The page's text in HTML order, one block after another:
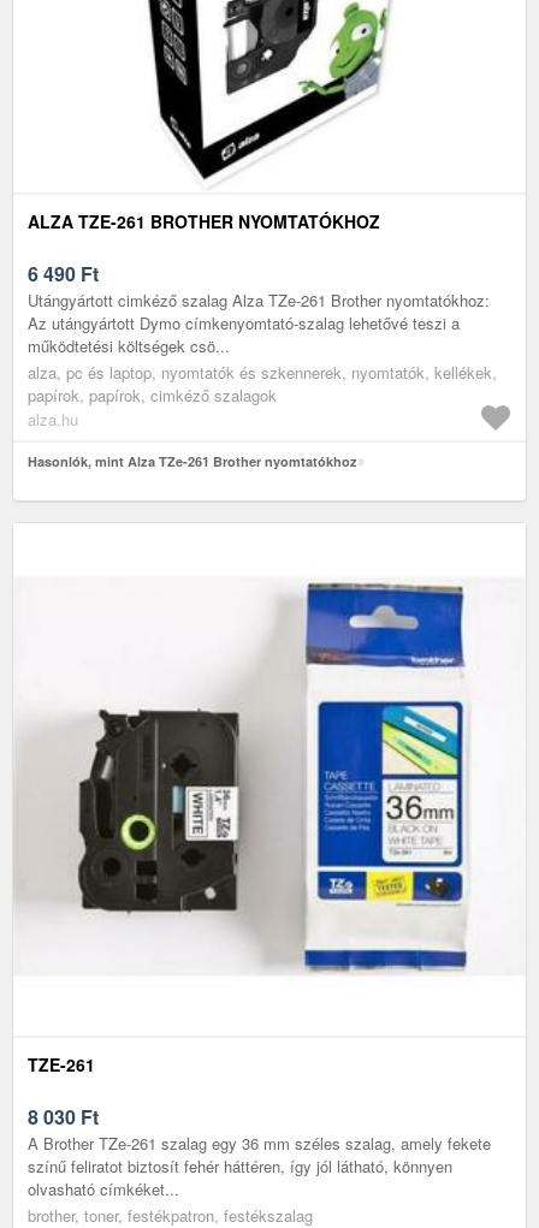
ALZA TZE-261 BROTHER NYOMTATÓKHOZ
6 490 Ft
Utángyártott cimkéző szalag Alza TZe-261 Brother nyomtatókhoz:
Az utángyártott Dymo címkenyomtató-szalag lehetővé teszi a
működtetési költségek csö...
alza, pc és laptop, nyomtatók és szkennerek, nyomtatók, kellékek,
papírok, papírok, cimkéző szalagok
alza.hu
Hasonlók, mint Alza TZe-261 Brother nyomtatókhoz
TZE-261
8 030 Ft
A Brother TZe-261 szalag egy 36 mm széles szalag, amely fekete
színű feliratot biztosít fehér háttéren, így jól látható, könnyen
olvasható címkéket...
brother, toner, festékpatron, festékszalag